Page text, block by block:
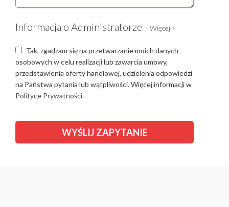
Informacja o Administratorze - Więcej >
Tak, zgadzam się na przetwarzanie moich danych
osobowych w celu realizacji lub zawarcia umowy,
przedstawienia oferty handlowej, udzielenia odpowiedzi
na Państwa pytania lub wątpliwości. Więcej informacji w
Polityce Prywatności.